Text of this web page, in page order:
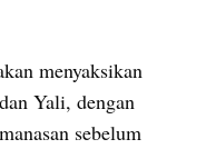
menyaksikan
Yali, dengan
sebelum